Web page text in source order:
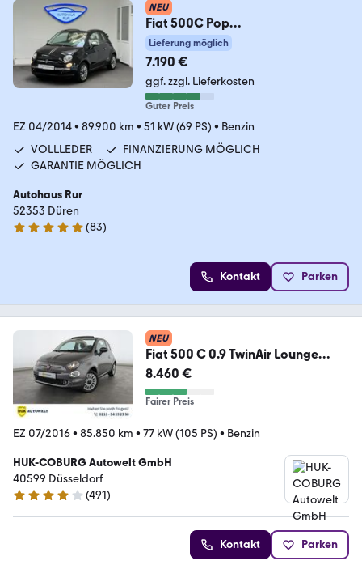
NEU
Fiat 500C Pop
Star/LEDER/KLIMA/Zahnriemen
Neu
Lieferung möglich
7.190 €
ggf. zzgl. Lieferkosten
Guter Preis
EZ 04/2014• 89.900 km • 51 kW (69 PS) • Benzin
VOLLLEDER
FINANZIERUNG MÖGLICH
GARANTIE MÖGLICH
Autohaus Rur
52353 Düren
4.8 Sterne
(83)
Kontakt Parken
NEU
Fiat 500 C 0.9 TwinAir Lounge
PDC+BLUETOOTH+
8.460 €
Fairer Preis
EZ 07/2016• 85.850 km • 77 kW (105 PS) • Benzin
HUK-COBURG Autowelt GmbH
40599 Düsseldorf
4.1 Sterne
(491)
Kontakt Parken